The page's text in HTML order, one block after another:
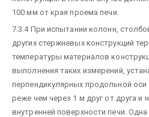
100 мм от края проема печи.
7.3.4 При испытании колонн,
других стержневых конструкций
температуры материалов
выполнения таких измерений,
перпендикулярных продольной
реже чем через 1 м друг от друга и
внутренней поверхности печи.